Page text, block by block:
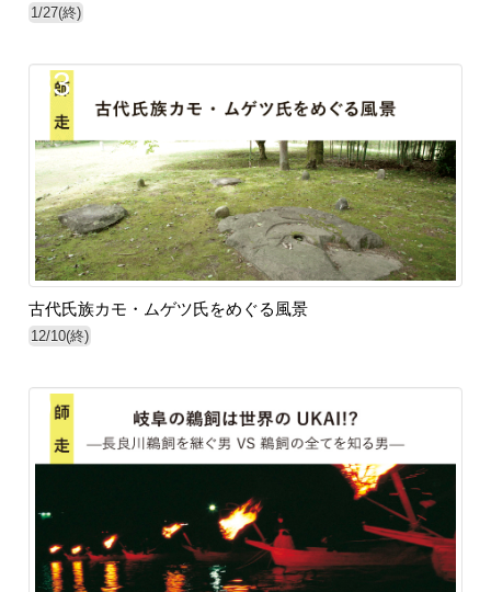
1/27(終)
33
古代氏族カモ・ムゲツ氏をめぐる風景
12/10(終)
9